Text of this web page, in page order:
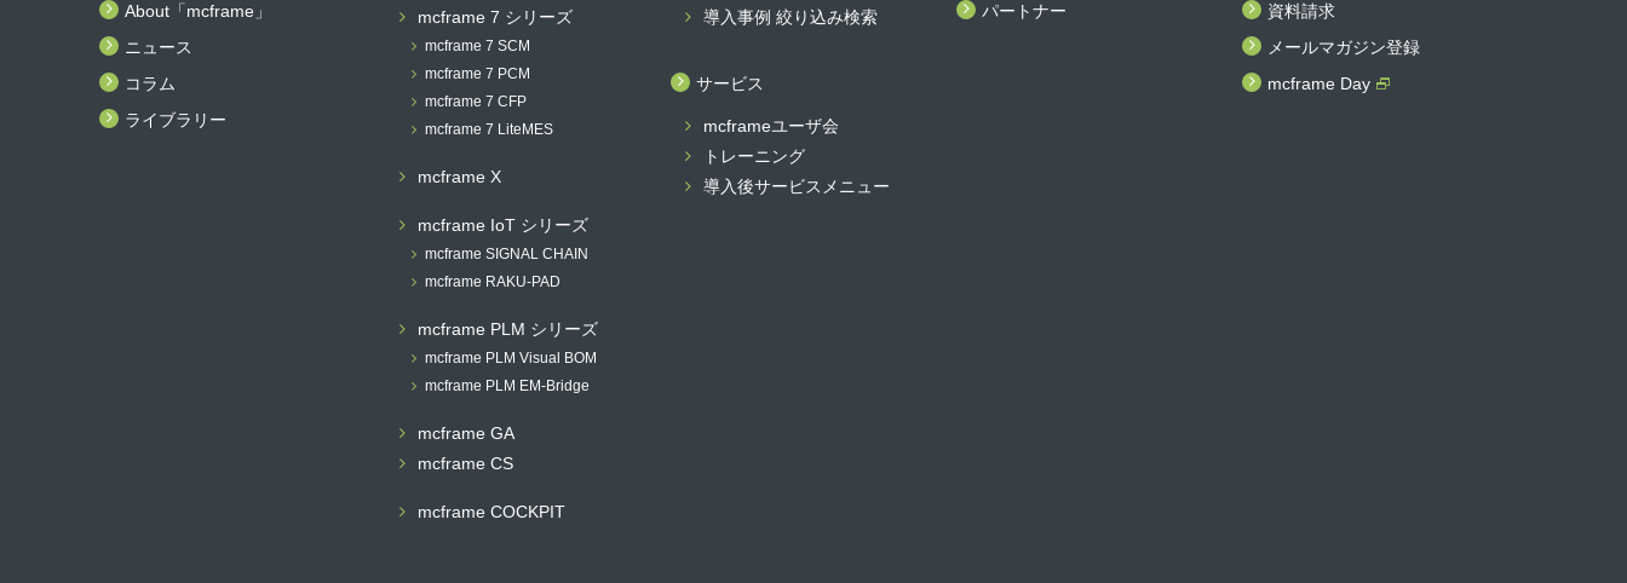
About「mcframe」
ニュース
コラム
ライブラリー
mcframe 7 シリーズ
mcframe 7 SCM
mcframe 7 PCM
mcframe 7 CFP
mcframe 7 LiteMES
mcframe X
mcframe IoT シリーズ
mcframe SIGNAL CHAIN
mcframe RAKU-PAD
mcframe PLM シリーズ
mcframe PLM Visual BOM
mcframe PLM EM-Bridge
mcframe GA
mcframe CS
mcframe COCKPIT
導入事例 絞り込み検索
サービス
mcframeユーザ会
トレーニング
導入後サービスメニュー
パートナー
資料請求
メールマガジン登録
mcframe Day